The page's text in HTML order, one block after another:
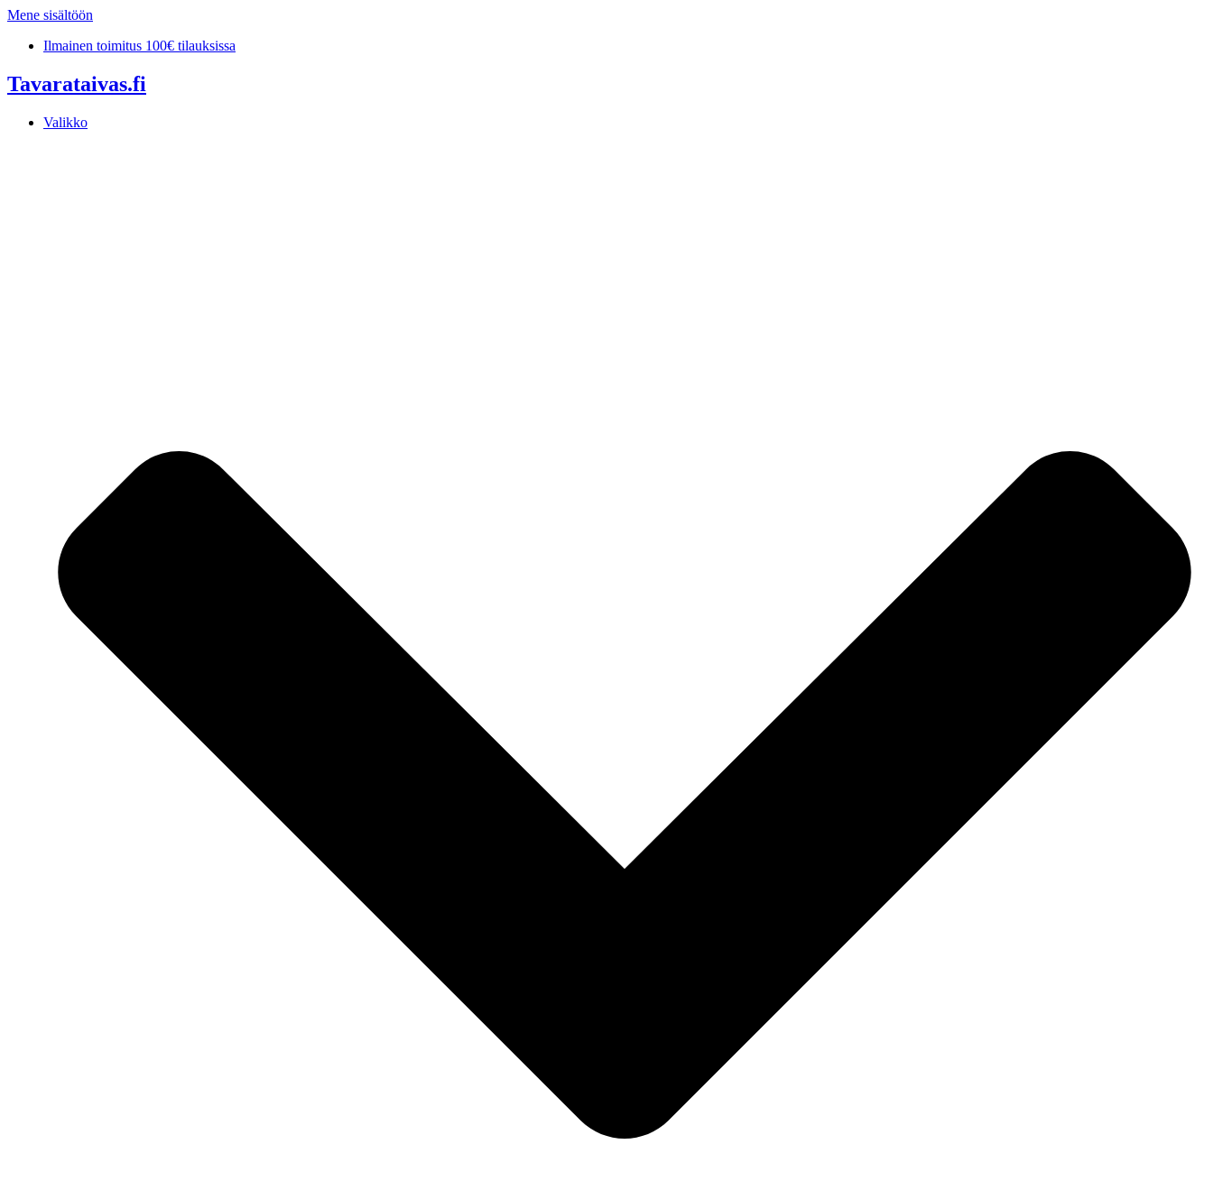
Mene sisältöön
Ilmainen toimitus 100€ tilauksissa
Tavarataivas.fi
Valikko